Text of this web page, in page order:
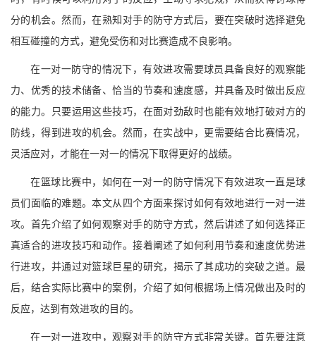
分的机会。然而，在熟知对手的防守方式后，要在突破时选择避免
相互碰撞的方式，避免受伤和对比赛造成不良影响。
在一对一防守的情况下，有效进攻需要球员具备良好的观察能
力、优秀的技术储备、恰当的节奏和速度感，并具备及时做出反应
的能力。只要运用这些技巧，在面对劲敌时也能有效地打破对方的
防线，得到进攻的机会。然而，在实战中，更需要结合比赛情况，
灵活应对，才能在一对一的情况下取得更好的战绩。
在篮球比赛中，如何在一对一的防守情况下有效进攻一直是球
员们面临的难题。本文从四个方面来探讨如何有效地进行一对一进
攻。首先介绍了如何观察对手的防守方式，然后讲述了如何选择正
真适合的进攻技巧和动作。接着阐述了如何利用节奏和速度优势进
行进攻，并通过对篮球巨星的研究，揭示了其成功的突破之道。最
后，结合实际比赛中的案例，介绍了如何根据场上情况做出及时的
反应，达到有效进攻的目的。
在一对一进攻中，观察对手的防守方式非常关键。首先要注意